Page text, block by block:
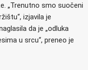
„Trenutno smo suočeni
izjavila je
da je „odluka
u srcu“, preneo je